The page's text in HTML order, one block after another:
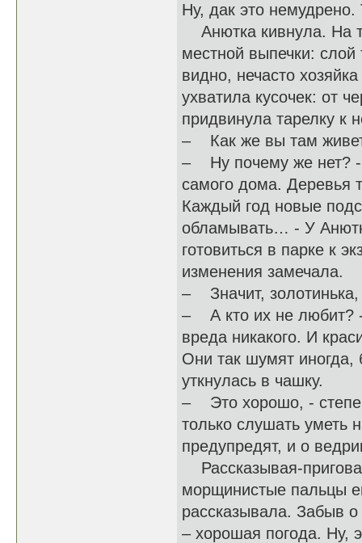
Ну, дак это
Анютка кивнула. На
местной выпечки:
видно, нечасто
ухватила кусочек: от
придвинула тарелку к
– Как же вы там
– Ну почему же нет? -
самого дома. Деревья
Каждый год новые
обламывать… - У
готовиться в парке к
изменения замечала.
– Значит, золотинька,
– А кто их не любит? -
вреда никакого. И
Они так шумят иногда,
уткнулась в чашку.
– Это хорошо, -
только слушать уметь
предупредят, и о
Рассказывая-
морщинистые пальцы
рассказывала. Забыв о
– хорошая погода. Ну,